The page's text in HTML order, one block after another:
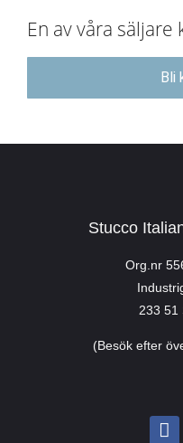
En av våra
Bli
Stucco
Org.nr
233 51
(Besök efter